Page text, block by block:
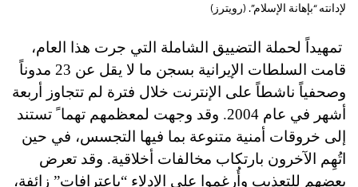
لإدانته “بإهانة الإسلام”. (رويترز)‏
تمهيداً لحملة التضييق الشاملة التي جرت هذا العام،
قامت السلطات الإيرانية بسجن ما لا يقل عن 23 مدوناً
وصحفياً ناشطاً على الإنترنت خلال فترة لم تتجاوز أربعة
أشهر في عام 2004. وقد وجهت لمعظمهم تهما ً تستند
إلى خروقات أمنية متنوعة بما فيها التجسس، في حين
اتُهِم الآخرون بارتكاب مخالفات أخلاقية. وقد تعرض
بعضهم للتعذيب وأُرغموا على الإدلاء “باعترافات” زائفة،